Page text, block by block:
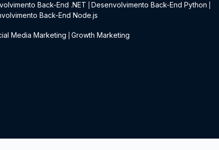
Back-End .NET Desenvolvimento Back-End Python
Back-End Node.js
Media Marketing Growth Marketing